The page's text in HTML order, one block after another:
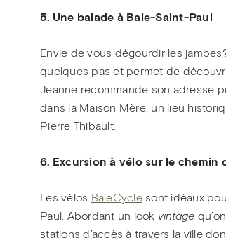
5. Une balade à Baie-Saint-Paul
Envie de vous dégourdir les
quelques pas et permet de
Jeanne recommande son adresse
dans la Maison Mère, un lieu
Pierre Thibault.
6. Excursion à vélo sur le chemin
Les vélos BaieCyclesont idéaux
Paul. Abordant un look vintage
stations d’accès à travers la ville